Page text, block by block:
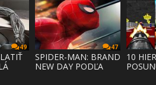
49 47
SPIDER-MAN: BRAND
NEW DAY PODĽA
10